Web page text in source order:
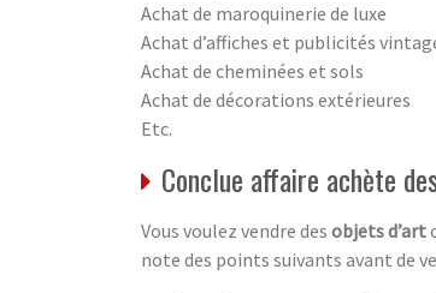
Achat de maroquinerie de luxe
Achat d’affiches et publicités
Achat de cheminées et sols
Achat de décorations extérieures
Etc.
Conclue affaire achète
Vous voulez vendre des objets d’art
note des points suivants avant de